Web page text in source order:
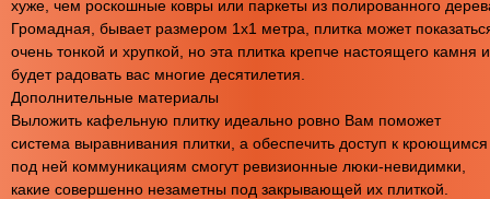
хуже, чем роскошные ковры или паркеты из полированного
Громадная, бывает размером 1х1 метра, плитка может
очень тонкой и хрупкой, но эта плитка крепче настоящего камня и
будет радовать вас многие десятилетия.
Дополнительные материалы
Выложить кафельную плитку идеально ровно Вам поможет
система выравнивания плитки, а обеспечить доступ к кроющимся
под ней коммуникациям смогут ревизионные люки-невидимки,
какие совершенно незаметны под закрывающей их плиткой.